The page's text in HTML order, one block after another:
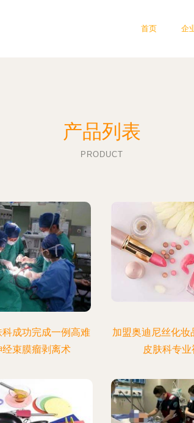
首页 企
产品列表
PRODUCT
成功完成一例高难
经束膜瘤剥离术
加盟奥迪尼丝化妆
皮肤科专